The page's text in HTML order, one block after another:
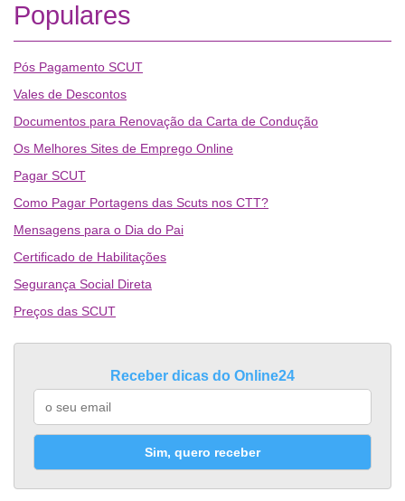
Populares
Pós Pagamento SCUT
Vales de Descontos
Documentos para Renovação da Carta de Condução
Os Melhores Sites de Emprego Online
Pagar SCUT
Como Pagar Portagens das Scuts nos CTT?
Mensagens para o Dia do Pai
Certificado de Habilitações
Segurança Social Direta
Preços das SCUT
Receber dicas do Online24
Sim, quero receber